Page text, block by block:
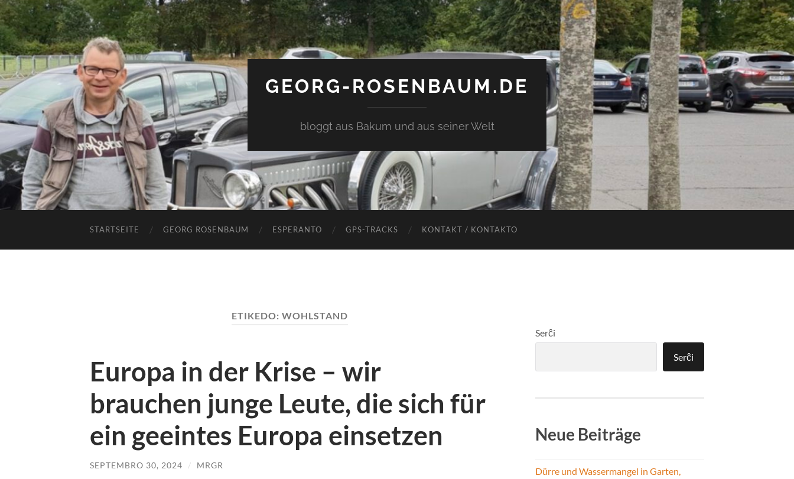
GEORG-ROSENBAUM.DE
bloggt aus Bakum und aus seiner Welt
STARTSEITE GEORG ROSENBAUM ESPERANTO GPS-TRACKS KONTAKT / KONTAKTO
ETIKEDO: WOHLSTAND
Europa in der Krise – wir
brauchen junge Leute, die sich für
ein geeintes Europa einsetzen
SEPTEMBRO 30, 2024 / MRGR
Serĉi
Serĉi
Neue Beiträge
Dürre und Wassermangel in Garten,